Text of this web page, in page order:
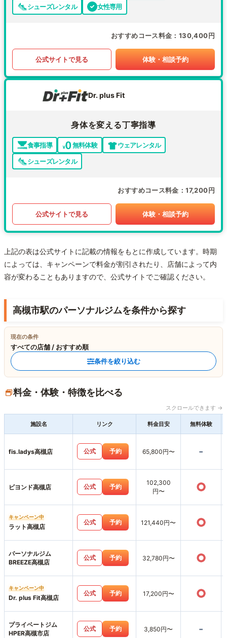
シューズレンタル
女性専用
おすすめコース料金 130,400円
公式サイトで見る 体験・相談予約
Dr. plus Fit
身体を変える丁寧指導
食事指導 無料体験
ウェアレンタル
シューズレンタル
おすすめコース料金 17,200円
公式サイトで見る 体験・相談予約
上記の表は公式サイトに記載の情報をもとに作成しています。時期
によっては、キャンペーンで料金が割引されたり、店舗によって内
容が変わることもありますので、公式サイトでご確認ください。
高槻市駅のパーソナルジムを条件から探す
現在の条件
すべての店舗 / おすすめ順
条件を絞り込む
料金・体験・特徴を比べる
スクロールできます →
施設名 リンク 料金目安 無料体験
fis.ladys高槻店 公式 予約 65,800円〜 -
ビヨンド高槻店 公式 予約
102,300
円〜
○
キャンペーン中
ラット高槻店
公式 予約 121,440円〜 ○
パーソナルジム
BREEZE高槻店
公式 予約 32,780円〜 ○
キャンペーン中
Dr. plus Fit高槻店
公式 予約 17,200円〜 ○
プライベートジム
HPER高槻市店
公式 予約 3,850円〜 -